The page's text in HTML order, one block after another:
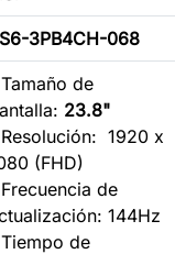
3PB4CH-068
de
23.8"
1920 x
(FHD)
de
144Hz
de